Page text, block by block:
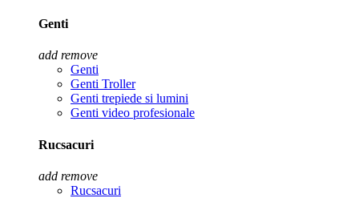
Genti
add remove
Genti
Genti Troller
Genti trepiede si lumini
Genti video profesionale
Rucsacuri
add remove
Rucsacuri